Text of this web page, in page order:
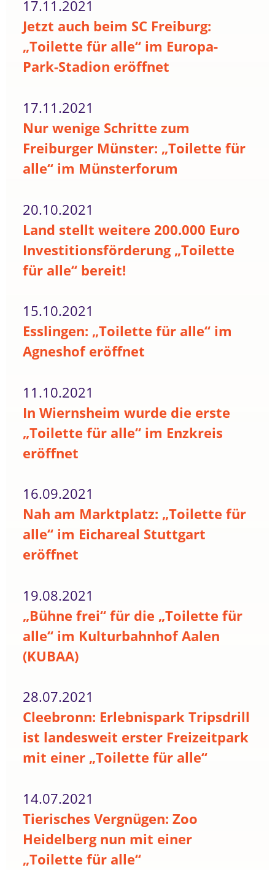
17.11.2021
Jetzt auch beim SC Freiburg:
„Toilette für alle“ im Europa-
Park-Stadion eröffnet
17.11.2021
Nur wenige Schritte zum
Freiburger Münster: „Toilette für
alle“ im Münsterforum
20.10.2021
Land stellt weitere 200.000 Euro
Investitionsförderung „Toilette
für alle“ bereit!
15.10.2021
Esslingen: „Toilette für alle“ im
Agneshof eröffnet
11.10.2021
In Wiernsheim wurde die erste
„Toilette für alle“ im Enzkreis
eröffnet
16.09.2021
Nah am Marktplatz: „Toilette für
alle“ im Eichareal Stuttgart
eröffnet
19.08.2021
„Bühne frei“ für die „Toilette für
alle“ im Kulturbahnhof Aalen
(KUBAA)
28.07.2021
Cleebronn: Erlebnispark Tripsdrill
ist landesweit erster Freizeitpark
mit einer „Toilette für alle“
14.07.2021
Tierisches Vergnügen: Zoo
Heidelberg nun mit einer
„Toilette für alle“